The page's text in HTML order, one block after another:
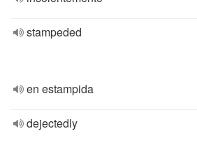
stampeded
en estampida
dejectedly